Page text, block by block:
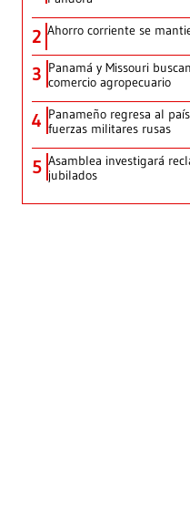
2 Ahorro corriente se
3 Panamá y Missouri
comercio agropecuario
4 Panameño regresa al
fuerzas militares rusas
5 Asamblea investigará
jubilados